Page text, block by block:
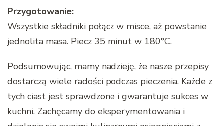
Przygotowanie:
Wszystkie składniki połącz w misce, aż powstanie
jednolita masa. Piecz 35 minut w 180°C.
Podsumowując, mamy nadzieję, że nasze przepisy
dostarczą wiele radości podczas pieczenia. Każde z
tych ciast jest sprawdzone i gwarantuje sukces w
kuchni. Zachęcamy do eksperymentowania i